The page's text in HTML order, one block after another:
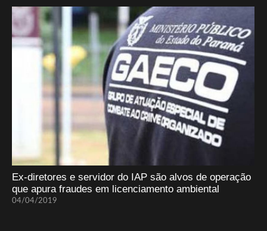
Ex-diretores e servidor do IAP são alvos de operação
que apura fraudes em licenciamento ambiental
04/04/2019